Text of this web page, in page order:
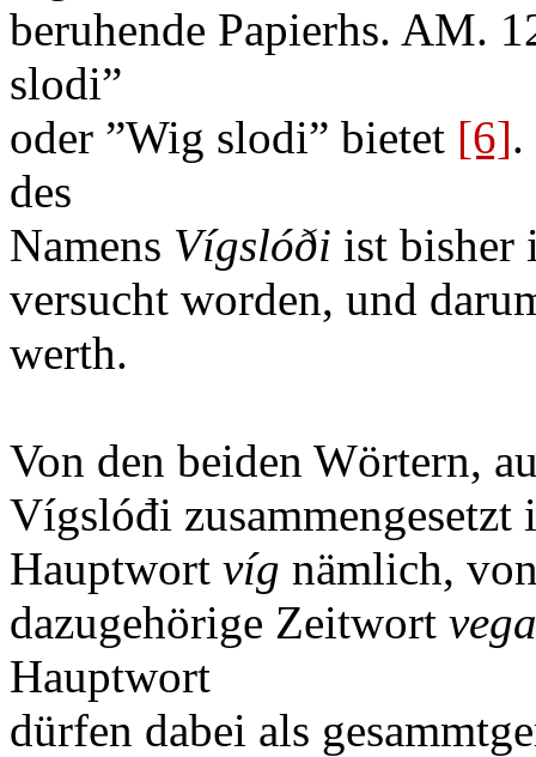
beruhende Papierhs. AM.
slodi”
oder ”Wig slodi” bietet [6].
des
Namens Vígslóði ist bisher
versucht worden, und
werth.
Von den beiden Wörtern,
Vígslóđi zusammengesetzt
Hauptwort víg nämlich,
dazugehörige Zeitwort vega
Hauptwort
dürfen dabei als